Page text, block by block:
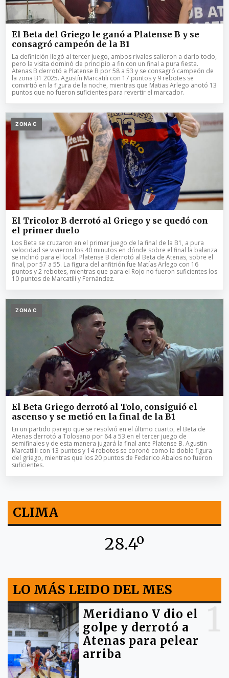
El Beta del Griego le ganó a Platense B y se
consagró campeón de la B1
La definición llegó al tercer juego, ambos rivales salieron a darlo todo,
pero la visita dominó de principio a fin con un final a pura fiesta.
Atenas B derrotó a Platense B por 58 a 53 y se consagró campeón de
la zona B1 2025. Agustín Marcatili con 17 puntos y 9 rebotes se
convirtió en la figura de la noche, mientras que Matias Arlego anotó 13
puntos que no fueron suficientes para revertir el marcador.
ZONA C
El Tricolor B derrotó al Griego y se quedó con
el primer duelo
Los Beta se cruzaron en el primer juego de la final de la B1, a pura
velocidad se vivieron los 40 minutos en dónde sobre el final la balanza
se inclinó para el local. Platense B derrotó al Beta de Atenas, sobre el
final, por 57 a 55. La figura del anfitrión fue Matías Arlego con 16
puntos y 2 rebotes, mientras que para el Rojo no fueron suficientes los
10 puntos de Marcatili y Fernández.
ZONA C
El Beta Griego derrotó al Tolo, consiguió el
ascenso y se metió en la final de la B1
En un partido parejo que se resolvió en el último cuarto, el Beta de
Atenas derrotó a Tolosano por 64 a 53 en el tercer juego de
semifinales y de esta manera jugará la final ante Platense B. Agustin
Marcatilli con 13 puntos y 14 rebotes se coronó como la doble figura
del griego, mientras que los 20 puntos de Federico Abalos no fueron
suficientes.
CLIMA
28.4º
LO MÁS LEIDO DEL MES
Meridiano V dio el
golpe y derrotó a
Atenas para pelear
arriba